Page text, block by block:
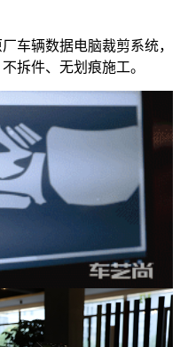
车辆数据电脑裁剪系统，
拆件、无划痕施工。